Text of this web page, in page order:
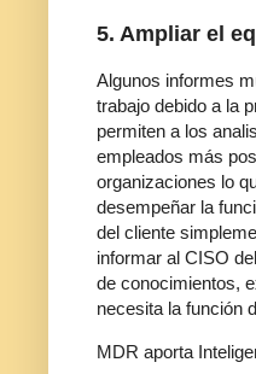
5. Ampliar el
Algunos informes
trabajo debido a la
permiten a los
empleados más
organizaciones lo
desempeñar la
del cliente
informar al CISO
de conocimientos,
necesita la función
MDR aporta